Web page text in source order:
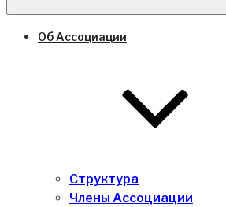
Об Ассоциации
Структура
Члены Ассоциации